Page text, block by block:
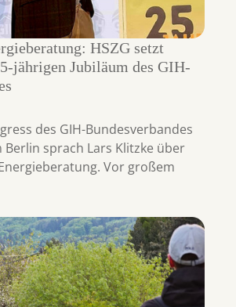
HSZG setzt
jährigen Jubiläum des GIH-
des GIH-Bundesverbandes
Berlin sprach Lars Klitzke über
Vor großem